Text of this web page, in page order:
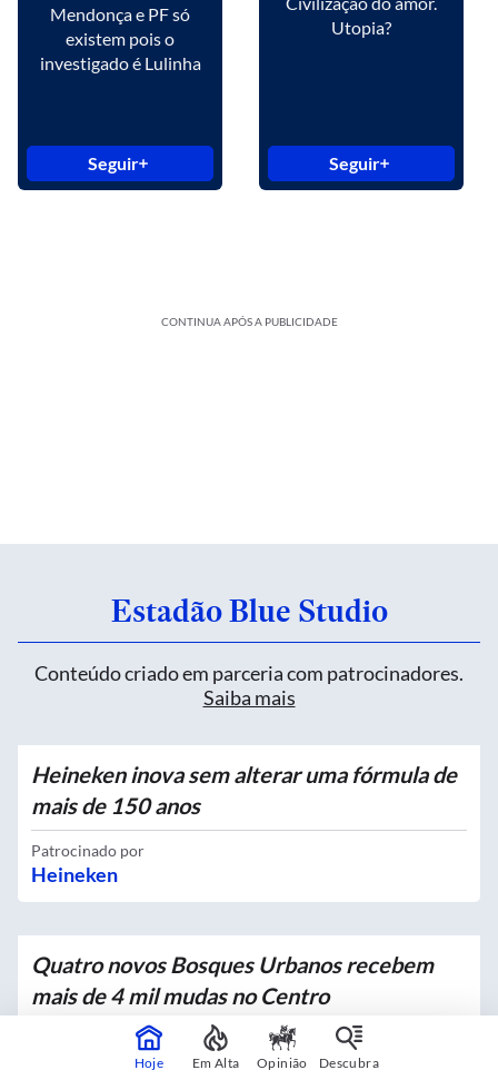
Mendonça e PF só
existem pois o
investigado é Lulinha
Seguir
Utopia?
Seguir
CONTINUA APÓS A PUBLICIDADE
Estadão Blue Studio
Conteúdo criado em parceria com patrocinadores.
Saiba mais
Heineken inova sem alterar uma fórmula de
mais de 150 anos
Patrocinado por
Heineken
Quatro novos Bosques Urbanos recebem
mais de 4 mil mudas no Centro
Em parceria com
Prefeitura de São Paulo
Hoje Em Alta Opinião Descubra